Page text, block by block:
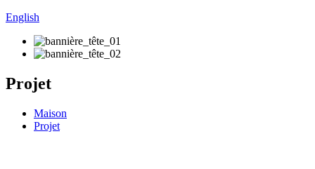
English
Projet
Maison
Projet